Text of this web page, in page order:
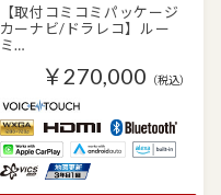
【取付コミコミパッケージ
カーナビ/ドラレコ】ルー
ミ…
￥270,000 （税込）